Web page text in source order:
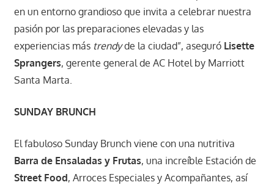
en un entorno grandioso que invita a celebrar nuestra
pasión por las preparaciones elevadas y las
experiencias más trendyde la ciudad”, aseguró Lisette
Sprangers, gerente general de AC Hotel by Marriott
Santa Marta.
SUNDAY BRUNCH
El fabuloso Sunday Brunch viene con una nutritiva
Barra de Ensaladas y Frutas, una increíble Estación de
Street Food, Arroces Especiales y Acompañantes, así